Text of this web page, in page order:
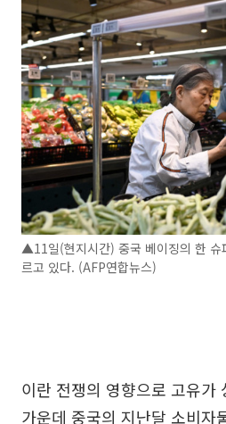
▲11일(현지시간) 중국 베이징의 한 슈
르고 있다. (AFP연합뉴스)
이란 전쟁의 영향으로 고유가
가운데 중국의 지난달 소비자